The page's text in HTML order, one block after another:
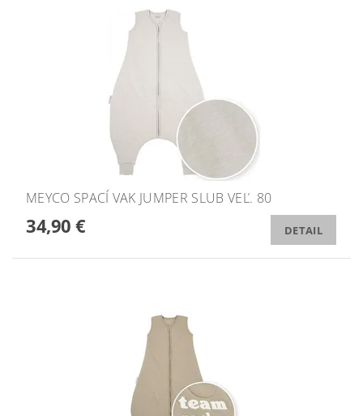
MEYCO SPACÍ VAK JUMPER SLUB VEĽ. 80
34,90 € DETAIL